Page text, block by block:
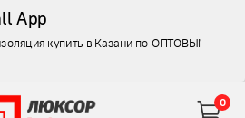
App
купить в Казани по ОПТОВЫМ
0